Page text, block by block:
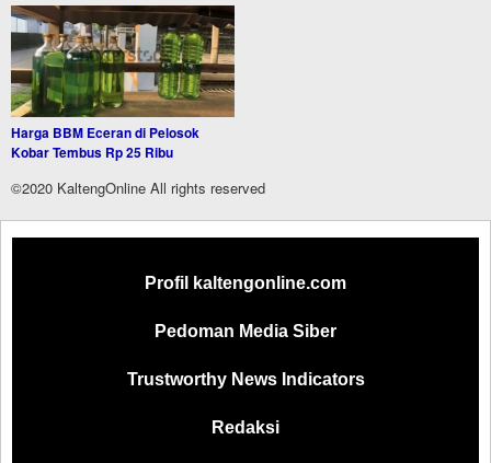
Harga BBM Eceran di Pelosok
Kobar Tembus Rp 25 Ribu
©2020 KaltengOnline All rights reserved
Profil kaltengonline.com
Pedoman Media Siber
Trustworthy News Indicators
Redaksi